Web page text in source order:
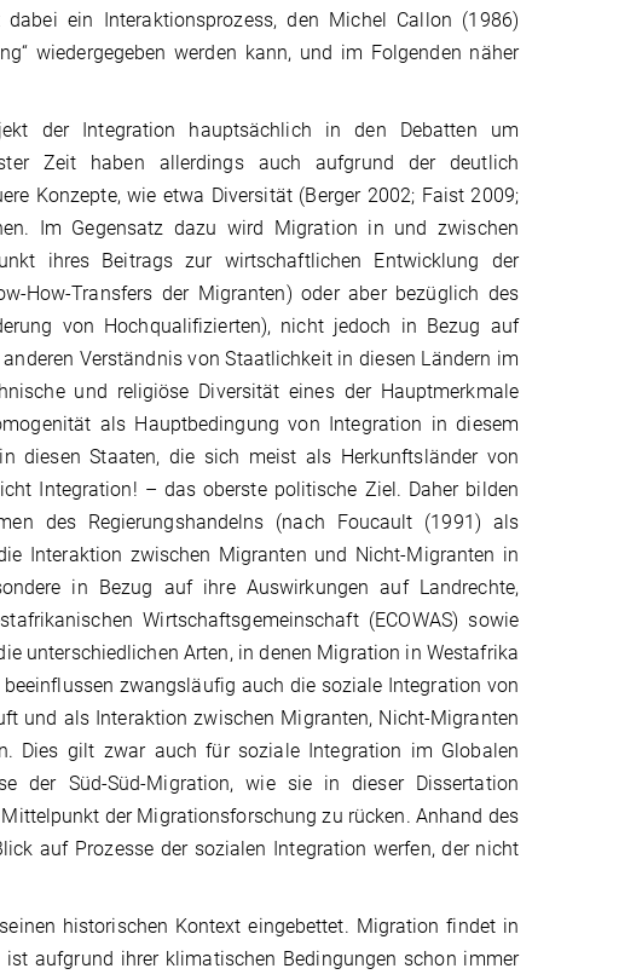
ein Interaktionsprozess, den Michel Callon (1986)
wiedergegeben werden kann, und im Folgenden näher
der Integration hauptsächlich in den Debatten um
Zeit haben allerdings auch aufgrund der deutlich
Konzepte, wie etwa Diversität (Berger 2002; Faist 2009;
Im Gegensatz dazu wird Migration in und zwischen
ihres Beitrags zur wirtschaftlichen Entwicklung der
How-Transfers der Migranten) oder aber bezüglich des
von Hochqualifizierten), nicht jedoch in Bezug auf
Verständnis von Staatlichkeit in diesen Ländern im
und religiöse Diversität eines der Hauptmerkmale
als Hauptbedingung von Integration in diesem
diesen Staaten, die sich meist als Herkunftsländer von
Integration! – das oberste politische Ziel. Daher bilden
des Regierungshandelns (nach Foucault (1991) als
Interaktion zwischen Migranten und Nicht-Migranten in
in Bezug auf ihre Auswirkungen auf Landrechte,
Wirtschaftsgemeinschaft (ECOWAS) sowie
unterschiedlichen Arten, in denen Migration in Westafrika
zwangsläufig auch die soziale Integration von
und als Interaktion zwischen Migranten, Nicht-Migranten
Dies gilt zwar auch für soziale Integration im Globalen
der Süd-Süd-Migration, wie sie in dieser Dissertation
der Migrationsforschung zu rücken. Anhand des
auf Prozesse der sozialen Integration werfen, der nicht
historischen Kontext eingebettet. Migration findet in
aufgrund ihrer klimatischen Bedingungen schon immer